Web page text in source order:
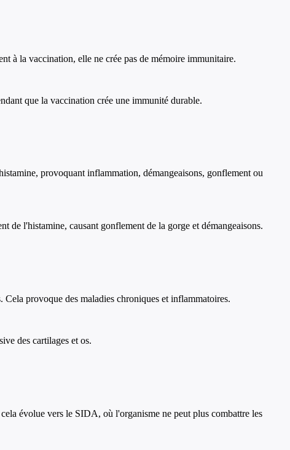
à la vaccination, elle ne crée pas de mémoire immunitaire.
que la vaccination crée une immunité durable.
provoquant inflammation, démangeaisons, gonflement ou
de l'histamine, causant gonflement de la gorge et démangeaisons.
provoque des maladies chroniques et inflammatoires.
des cartilages et os.
évolue vers le SIDA, où l'organisme ne peut plus combattre les